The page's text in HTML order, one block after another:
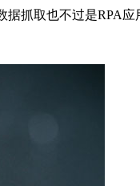
抓取也不过是RPA应